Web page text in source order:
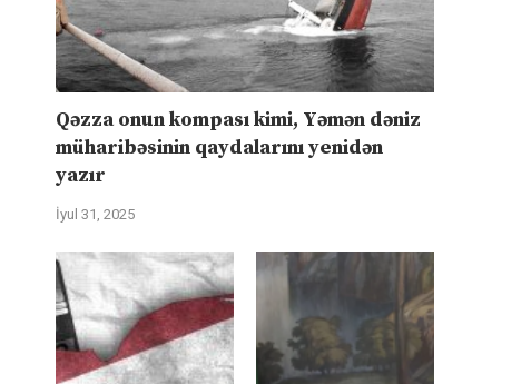
Qəzza onun kompası kimi, Yəmən dəniz
müharibəsinin qaydalarını yenidən
yazır
İyul 31, 2025